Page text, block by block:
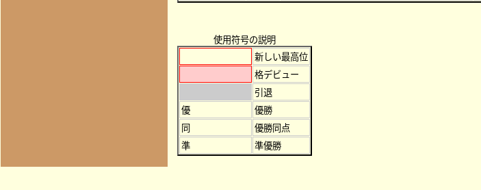
使用符号の説明
新しい最高位
格デビュー
引退
優
優勝
同
優勝同点
準
準優勝